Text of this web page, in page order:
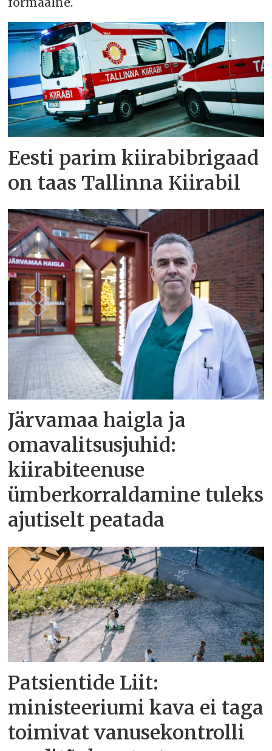
Eesti parim kiirabibrigaad
on taas Tallinna Kiirabil
Järvamaa haigla ja
omavalitsusjuhid:
kiirabiteenuse
ümberkorraldamine tuleks
ajutiselt peatada
Patsientide Liit:
ministeeriumi kava ei taga
toimivat vanusekontrolli